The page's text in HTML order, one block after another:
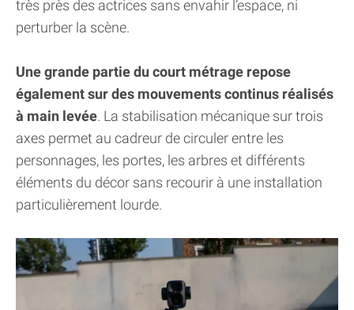
très près des actrices sans envahir l’espace, ni
perturber la scène.
Une grande partie du court métrage repose
également sur des mouvements continus réalisés
à main levée. La stabilisation mécanique sur trois
axes permet au cadreur de circuler entre les
personnages, les portes, les arbres et différents
éléments du décor sans recourir à une installation
particulièrement lourde.